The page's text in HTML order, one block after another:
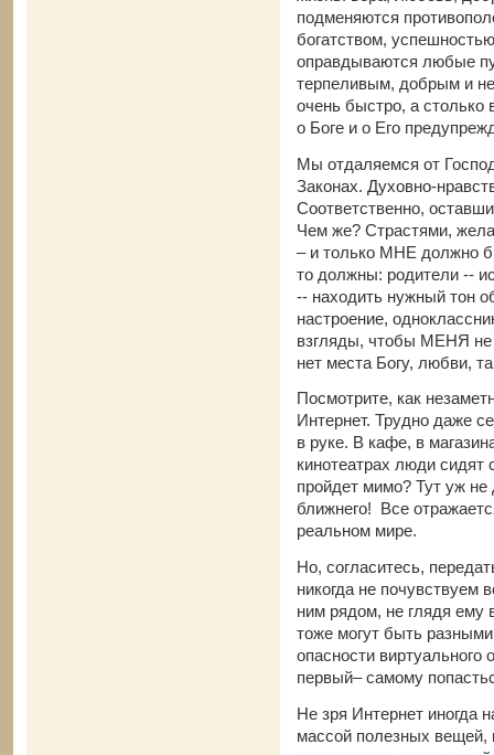
подменяются
богатством,
оправдываются любые
терпеливым, добрым и
очень быстро, а столько
о Боге и о Его
Мы отдаляемся от
Законах. Духовно-
Соответственно,
Чем же? Страстями,
– и только МНЕ должно
то должны: родители --
-- находить нужный тон
настроение,
взгляды, чтобы МЕНЯ не
нет места Богу, любви,
Посмотрите, как
Интернет. Трудно даже
в руке. В кафе, в
кинотеатрах люди сидят
пройдет мимо? Тут уж
ближнего! Все
реальном мире.
Но, согласитесь,
никогда не почувствуем
ним рядом, не глядя ему
тоже могут быть
опасности
первый– самому
Не зря Интернет иногда
массой полезных вещей,